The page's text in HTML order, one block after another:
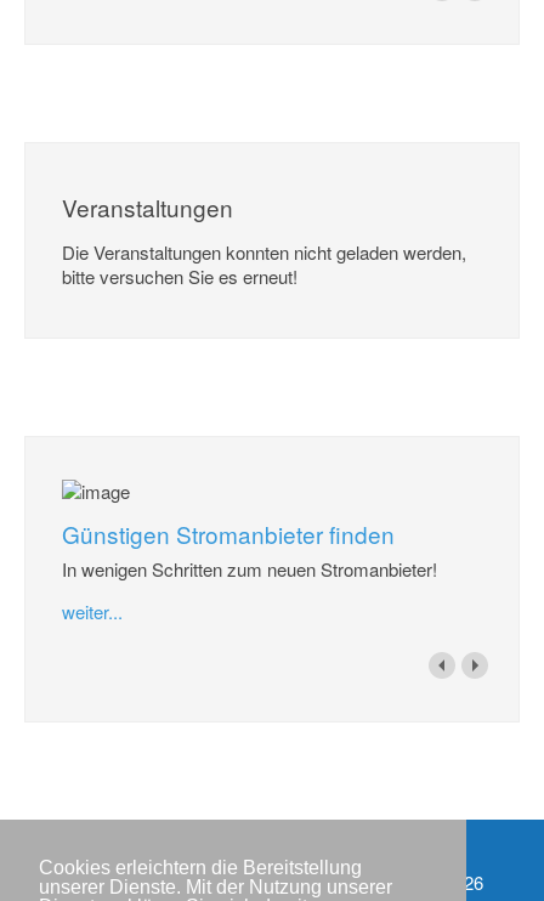
Cookies erleichtern die Bereitstellung
unserer Dienste. Mit der Nutzung unserer
Veranstaltungen
Die Veranstaltungen konnten nicht geladen werden,
bitte versuchen Sie es erneut!
Günstigen Stromanbieter finden
In wenigen Schritten zum neuen Stromanbieter!
weiter...
Impressum Copyright © IWR 2026